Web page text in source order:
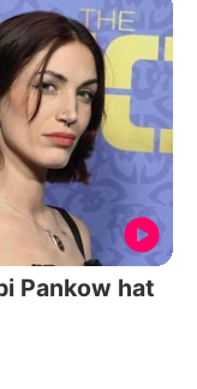
Pankow hat